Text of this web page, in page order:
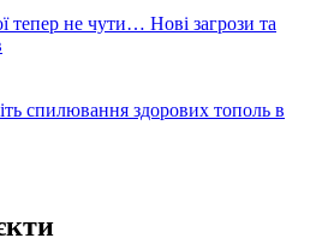
тепер не чути… Нові загрози та
спилювання здорових тополь в